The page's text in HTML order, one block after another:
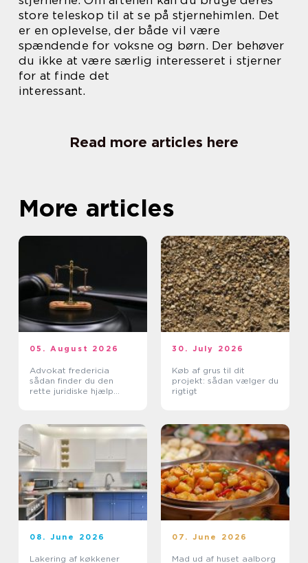
store teleskop til at se på stjernehimlen. Det
er en oplevelse, der både vil være
spændende for voksne og børn. Der behøver
du ikke at være særlig interesseret i stjerner
for at finde det
interessant.
Read more articles here
More articles
05. August 2026
Advokat fredericia
sådan finder du den
rette juridiske hjælp
30. July 2026
Køb af grus til dit
projekt: sådan vælger du
rigtigt
08. June 2026
Lakering af køkkener
07. June 2026
Mad ud af huset aalborg